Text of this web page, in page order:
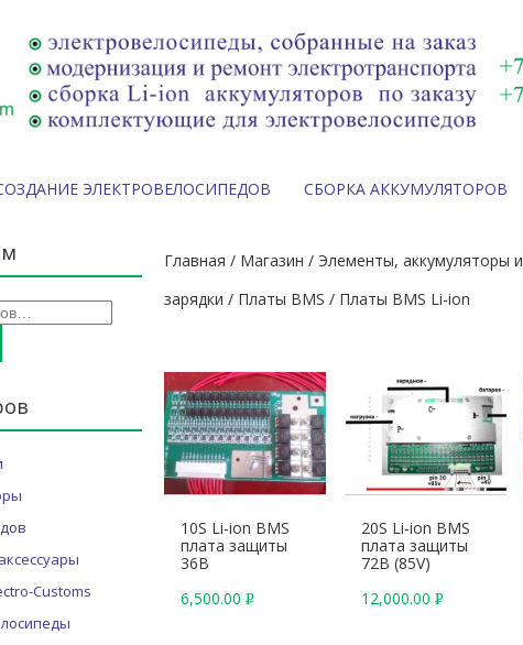
ЭЛЕКТРОВЕЛОСИПЕДОВ СБОРКА АККУМУЛЯТОРОВ
Главная / Магазин / Элементы, аккумуляторы и
зарядки / Платы BMS / Платы BMS Li-ion
10S Li-ion BMS
плата защиты
36В
6,500.00 Р
20S Li-ion BMS
плата защиты
72В (85V)
12,000.00 Р
Customs